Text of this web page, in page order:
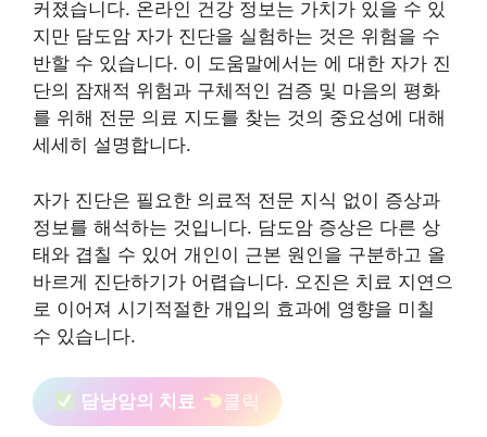
커졌습니다. 온라인 건강 정보는 가치가 있을 수 있
지만 담도암 자가 진단을 실험하는 것은 위험을 수
반할 수 있습니다. 이 도움말에서는 에 대한 자가 진
단의 잠재적 위험과 구체적인 검증 및 마음의 평화
를 위해 전문 의료 지도를 찾는 것의 중요성에 대해
세세히 설명합니다.
자가 진단은 필요한 의료적 전문 지식 없이 증상과
정보를 해석하는 것입니다. 담도암 증상은 다른 상
태와 겹칠 수 있어 개인이 근본 원인을 구분하고 올
바르게 진단하기가 어렵습니다. 오진은 치료 지연으
로 이어져 시기적절한 개입의 효과에 영향을 미칠
수 있습니다.
담낭암의 치료 클릭